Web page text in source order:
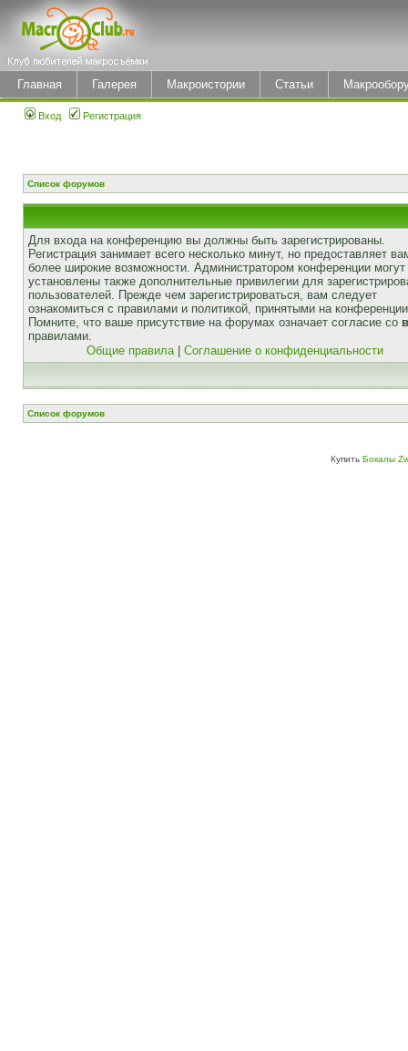
Главная Галерея Макроистории Статьи
Вход Регистрация
Список форумов
Для входа на конференцию вы должны быть зарегистрированы.
Регистрация занимает всего несколько минут, но предоставляет
более широкие возможности. Администратором конференции
установлены также дополнительные привилегии для
пользователей. Прежде чем зарегистрироваться, вам следует
ознакомиться с правилами и политикой, принятыми на
Помните, что ваше присутствие на форумах означает согласие со
правилами.
Общие правила| Соглашение о конфиденциальности
Список форумов
Купить Бокалы